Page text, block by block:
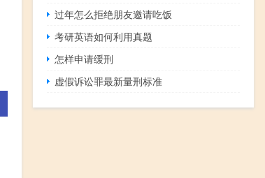
过年怎么拒绝朋友邀请吃饭
考研英语如何利用真题
怎样申请缓刑
虚假诉讼罪最新量刑标准